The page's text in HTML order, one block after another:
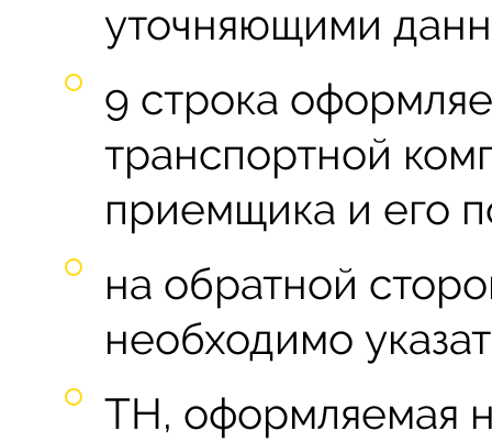
уточняющими
9 строка
транспортной
приемщика и его
на обратной
необходимо
ТН, оформляемая